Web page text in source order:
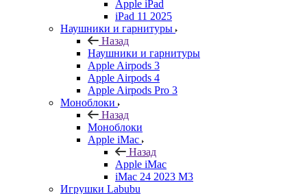
Apple iPad
iPad 11 2025
Наушники и гарнитуры
Назад
Наушники и гарнитуры
Apple Airpods 3
Apple Airpods 4
Apple Airpods Pro 3
Моноблоки
Назад
Моноблоки
Apple iMac
Назад
Apple iMac
iMac 24 2023 M3
Игрушки Labubu